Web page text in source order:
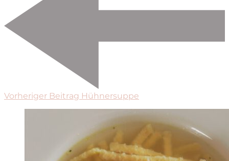
Vorheriger Beitrag Hühnersuppe